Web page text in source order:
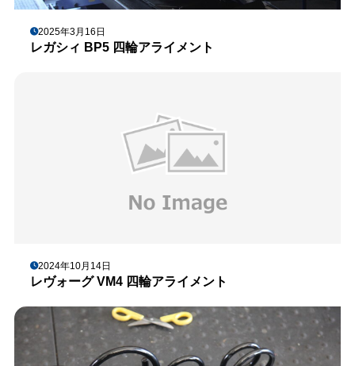
2025年3月16日
レガシィ BP5 四輪アライメント
2024年10月14日
レヴォーグ VM4 四輪アライメント